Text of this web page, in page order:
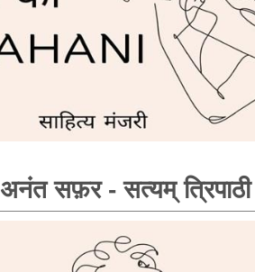
अनंत सफ़र - सत्यम् त्रिपाठी